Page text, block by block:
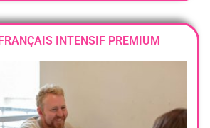
INTENSIF PREMIUM